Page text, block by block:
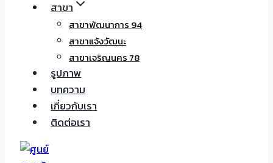
สาขา
สาขาพัฒนาการ 94
สาขาแจ้งวัฒนะ
สาขาเจริญนคร 78
รูปภาพ
บทความ
เกี่ยวกับเรา
ติดต่อเรา